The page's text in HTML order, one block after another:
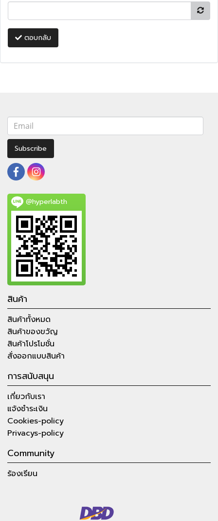
ตอบกลับ
Subscribe
@hyperlabth
สินค้า
สินค้าทั้งหมด
สินค้าของขวัญ
สินค้าโปรโมชั่น
สั่งออกแบบสินค้า
การสนับสนุน
เกี่ยวกับเรา
แจ้งชำระเงิน
Cookies-policy
Privacys-policy
Community
ร้องเรียน